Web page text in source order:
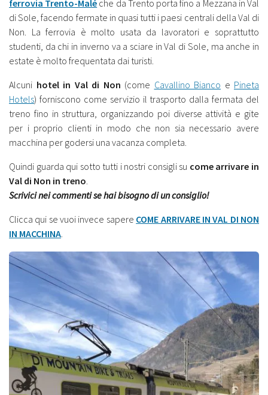
ferrovia Trento-Malé che da Trento porta fino a Mezzana in Val
di Sole, facendo fermate in quasi tutti i paesi centrali della Val di
Non. La ferrovia è molto usata da lavoratori e soprattutto
studenti, da chi in inverno va a sciare in Val di Sole, ma anche in
estate è molto frequentata dai turisti.
Alcuni hotel in Val di Non (come Cavallino Bianco e Pineta
Hotels) forniscono come servizio il trasporto dalla fermata del
treno fino in struttura, organizzando poi diverse attività e gite
per i proprio clienti in modo che non sia necessario avere
macchina per godersi una vacanza completa.
Quindi guarda qui sotto tutti i nostri consigli su come arrivare in
Val di Non in treno.
Scrivici nei commenti se hai bisogno di un consiglio!
Clicca qui se vuoi invece sapere COME ARRIVARE IN VAL DI NON
IN MACCHINA.